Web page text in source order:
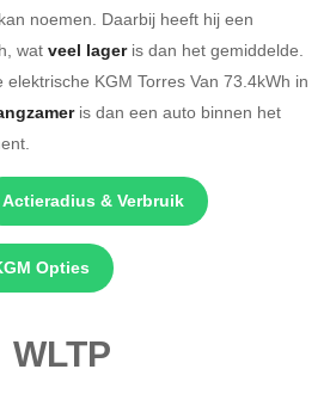
kan noemen. Daarbij heeft hij een
wat veel lageris dan het gemiddelde.
KGM Torres Van 73.4kWh in
is dan een auto binnen het
Actieradius & Verbruik
Opties
WLTP